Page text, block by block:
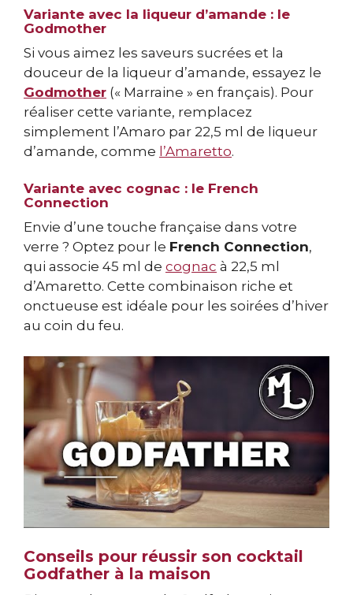
Variante avec la liqueur d’amande : le
Godmother
Si vous aimez les saveurs sucrées et la
douceur de la liqueur d’amande, essayez le
Godmother (« Marraine » en français). Pour
réaliser cette variante, remplacez
simplement l’Amaro par 22,5 ml de liqueur
d’amande, comme l’Amaretto.
Variante avec cognac : le French
Connection
Envie d’une touche française dans votre
verre ? Optez pour le French Connection,
qui associe 45 ml de cognac à 22,5 ml
d’Amaretto. Cette combinaison riche et
onctueuse est idéale pour les soirées d’hiver
au coin du feu.
Conseils pour réussir son cocktail
Godfather à la maison